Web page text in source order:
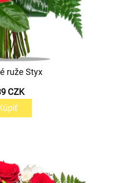
ruže Styx
CZK